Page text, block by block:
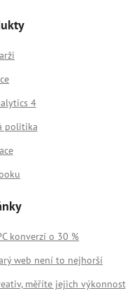
4
politika
konverzí o 30 %
web není to nejhorší
měříte jejich výkonnost